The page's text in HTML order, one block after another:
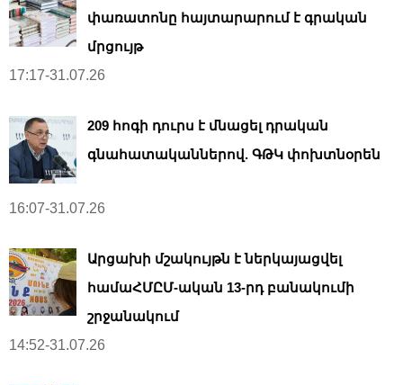
փառատոնը հայտարարում է գրական
մրցույթ
17:17-31.07.26
209 հոգի դուրս է մնացել դրական
գնահատականներով. ԳԹԿ փոխտնօրեն
16:07-31.07.26
Արցախի մշակույթն է ներկայացվել
համաՀՄԸՄ-ական 13-րդ բանակումի
շրջանակում
14:52-31.07.26